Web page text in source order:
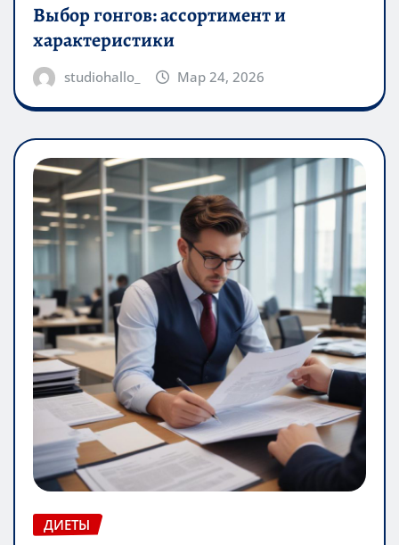
Выбор гонгов: ассортимент и
характеристики
studiohallo_ Мар 24, 2026
ДИЕТЫ